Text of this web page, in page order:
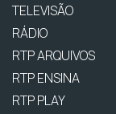
TELEVISÃO
RÁDIO
RTP ARQUIVOS
RTP ENSINA
RTP PLAY